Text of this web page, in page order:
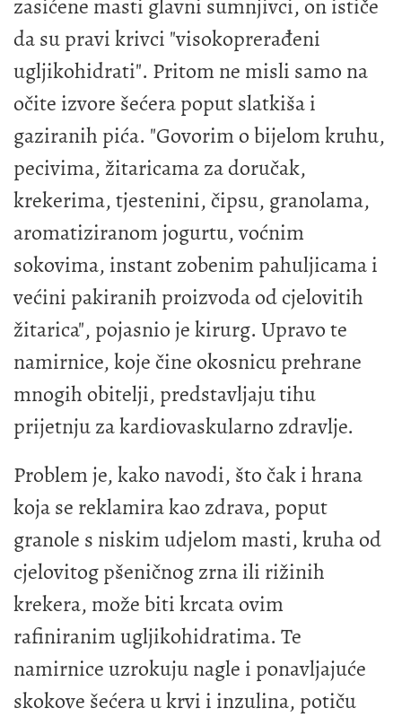
zasićene masti glavni sumnjivci, on ističe
da su pravi krivci "visokoprerađeni
ugljikohidrati". Pritom ne misli samo na
očite izvore šećera poput slatkiša i
gaziranih pića. "Govorim o bijelom kruhu,
pecivima, žitaricama za doručak,
krekerima, tjestenini, čipsu, granolama,
aromatiziranom jogurtu, voćnim
sokovima, instant zobenim pahuljicama i
većini pakiranih proizvoda od cjelovitih
žitarica", pojasnio je kirurg. Upravo te
namirnice, koje čine okosnicu prehrane
mnogih obitelji, predstavljaju tihu
prijetnju za kardiovaskularno zdravlje.
Problem je, kako navodi, što čak i hrana
koja se reklamira kao zdrava, poput
granole s niskim udjelom masti, kruha od
cjelovitog pšeničnog zrna ili rižinih
krekera, može biti krcata ovim
rafiniranim ugljikohidratima. Te
namirnice uzrokuju nagle i ponavljajuće
skokove šećera u krvi i inzulina, potiču